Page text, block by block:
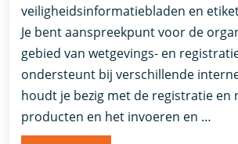
veiligheidsinformatiebladen en
Je bent aanspreekpunt voor de
gebied van wetgevings- en
ondersteunt bij verschillende
houdt je bezig met de registratie en
producten en het invoeren en …